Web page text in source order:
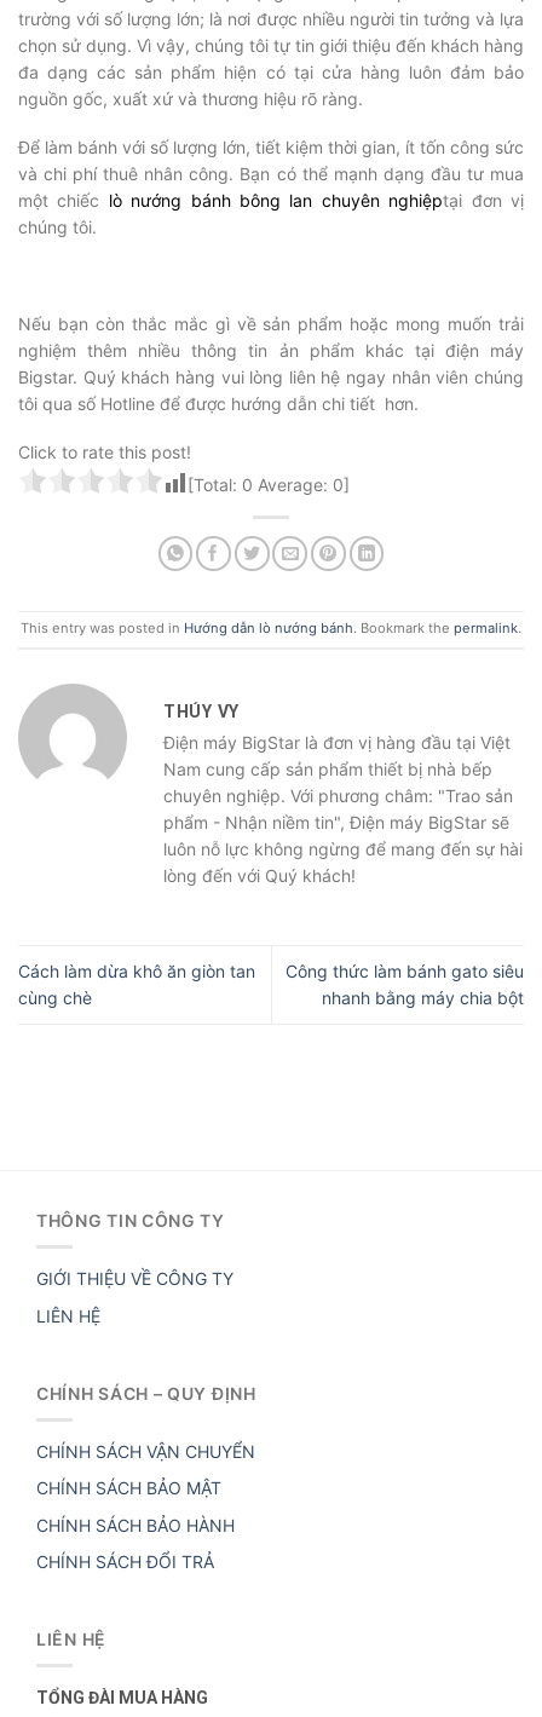
trường với số lượng lớn; là nơi được nhiều người tin tưởng và lựa
chọn sử dụng. Vì vậy, chúng tôi tự tin giới thiệu đến khách hàng
đa dạng các sản phẩm hiện có tại cửa hàng luôn đảm bảo
nguồn gốc, xuất xứ và thương hiệu rõ ràng.
Để làm bánh với số lượng lớn, tiết kiệm thời gian, ít tốn công sức
và chi phí thuê nhân công. Bạn có thể mạnh dạng đầu tư mua
một chiếc lò nướng bánh bông lan chuyên nghiệptại đơn vị
chúng tôi.
Nếu bạn còn thắc mắc gì về sản phẩm hoặc mong muốn trải
nghiệm thêm nhiều thông tin ản phẩm khác tại điện máy
Bigstar. Quý khách hàng vui lòng liên hệ ngay nhân viên chúng
tôi qua số Hotline để được hướng dẫn chi tiết hơn.
Click to rate this post!
[Total: 0 Average: 0]
This entry was posted in Hướng dẫn lò nướng bánh. Bookmark the permalink.
THÚY VY
Điện máy BigStar là đơn vị hàng đầu tại Việt
Nam cung cấp sản phẩm thiết bị nhà bếp
chuyên nghiệp. Với phương châm: "Trao sản
phẩm - Nhận niềm tin", Điện máy BigStar sẽ
luôn nỗ lực không ngừng để mang đến sự hài
lòng đến với Quý khách!
Cách làm dừa khô ăn giòn tan
cùng chè
Công thức làm bánh gato siêu
nhanh bằng máy chia bột
THÔNG TIN CÔNG TY
GIỚI THIỆU VỀ CÔNG TY
LIÊN HỆ
CHÍNH SÁCH – QUY ĐỊNH
CHÍNH SÁCH VẬN CHUYỂN
CHÍNH SÁCH BẢO MẬT
CHÍNH SÁCH BẢO HÀNH
CHÍNH SÁCH ĐỔI TRẢ
LIÊN HỆ
TỔNG ĐÀI MUA HÀNG